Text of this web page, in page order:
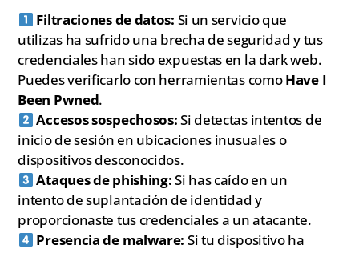
Filtraciones de datos: Si un servicio que
utilizas ha sufrido una brecha de seguridad y tus
credenciales han sido expuestas en la dark web.
Puedes verificarlo con herramientas comoHave I
Been Pwned.
Accesos sospechosos:Si detectas intentos de
inicio de sesión en ubicaciones inusuales o
dispositivos desconocidos.
Ataques de phishing:Si has caído en un
intento de suplantación de identidad y
proporcionaste tus credenciales a un atacante.
Presencia de malware: Si tu dispositivo ha